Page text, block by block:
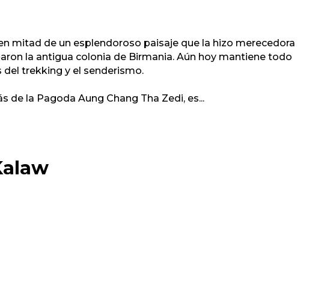
mitad de un esplendoroso paisaje que la hizo merecedora
la antigua colonia de Birmania. Aún hoy mantiene todo
del trekking y el senderismo.
de la Pagoda Aung Chang Tha Zedi, es...